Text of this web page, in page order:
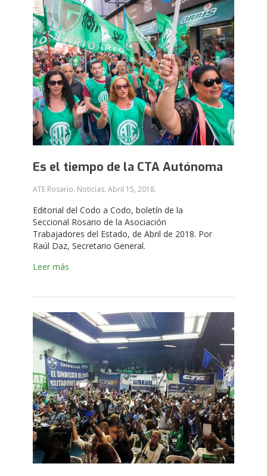
Es el tiempo de la CTA Autónoma
ATE Rosario. Noticias. Abril 15, 2018.
Editorial del Codo a Codo, boletín de la
Seccional Rosario de la Asociación
Trabajadores del Estado, de Abril de 2018. Por
Raúl Daz, Secretario General.
Leer más